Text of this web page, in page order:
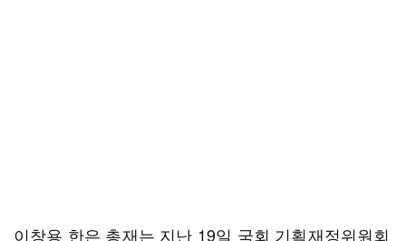
이창용 한은 총재는 지난 19일 국회 기획재정위원회